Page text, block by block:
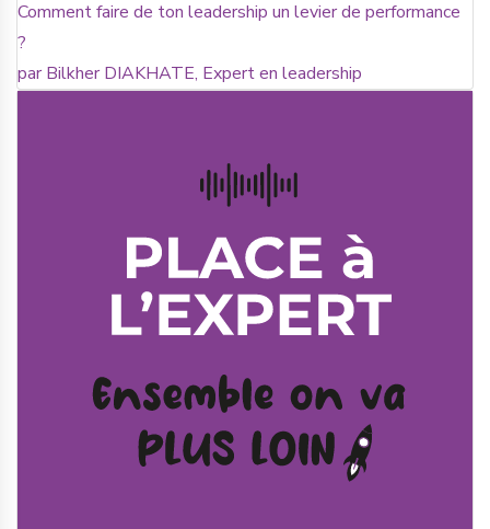
Comment faire de ton leadership un levier de performance
?
par Bilkher DIAKHATE, Expert en leadership